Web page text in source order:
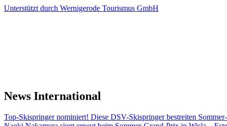
Unterstützt durch Wernigerode Tourismus GmbH
News International
Top-Skispringer nominiert! Diese DSV-Skispringer bestreiten